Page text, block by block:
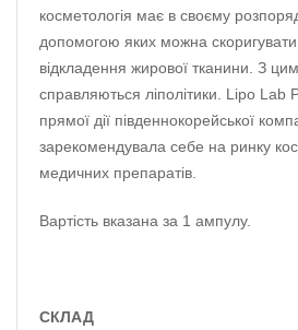
косметологія має в своєму
допомогою яких можна скоригувати
відкладення жирової тканини. З
справляються ліполітики. Lipo Lab
прямої дії південнокорейської
зарекомендувала себе на ринку
медичних препаратів.
Вартість вказана за 1 ампулу.
СКЛАД